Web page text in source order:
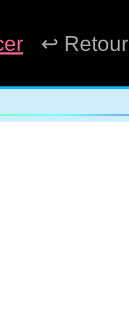
↩ Retour